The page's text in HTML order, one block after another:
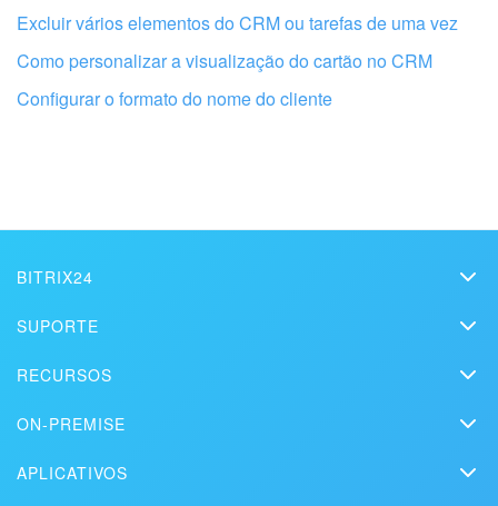
Obtenha seu Bitrix24 configurado por
ENCONTRAR PARCEIRO BITRIX24 NAS PROXIMIDADES
Excluir vários elementos do CRM ou tarefas de uma vez
Como personalizar a visualização do cartão no CRM
Configurar o formato do nome do cliente
BITRIX24
Kit de mídia
Contato
SUPORTE
Vídeos explicativos
Contate o suporte
RECURSOS
Soluções
ON-PREMISE
APLICATIVOS